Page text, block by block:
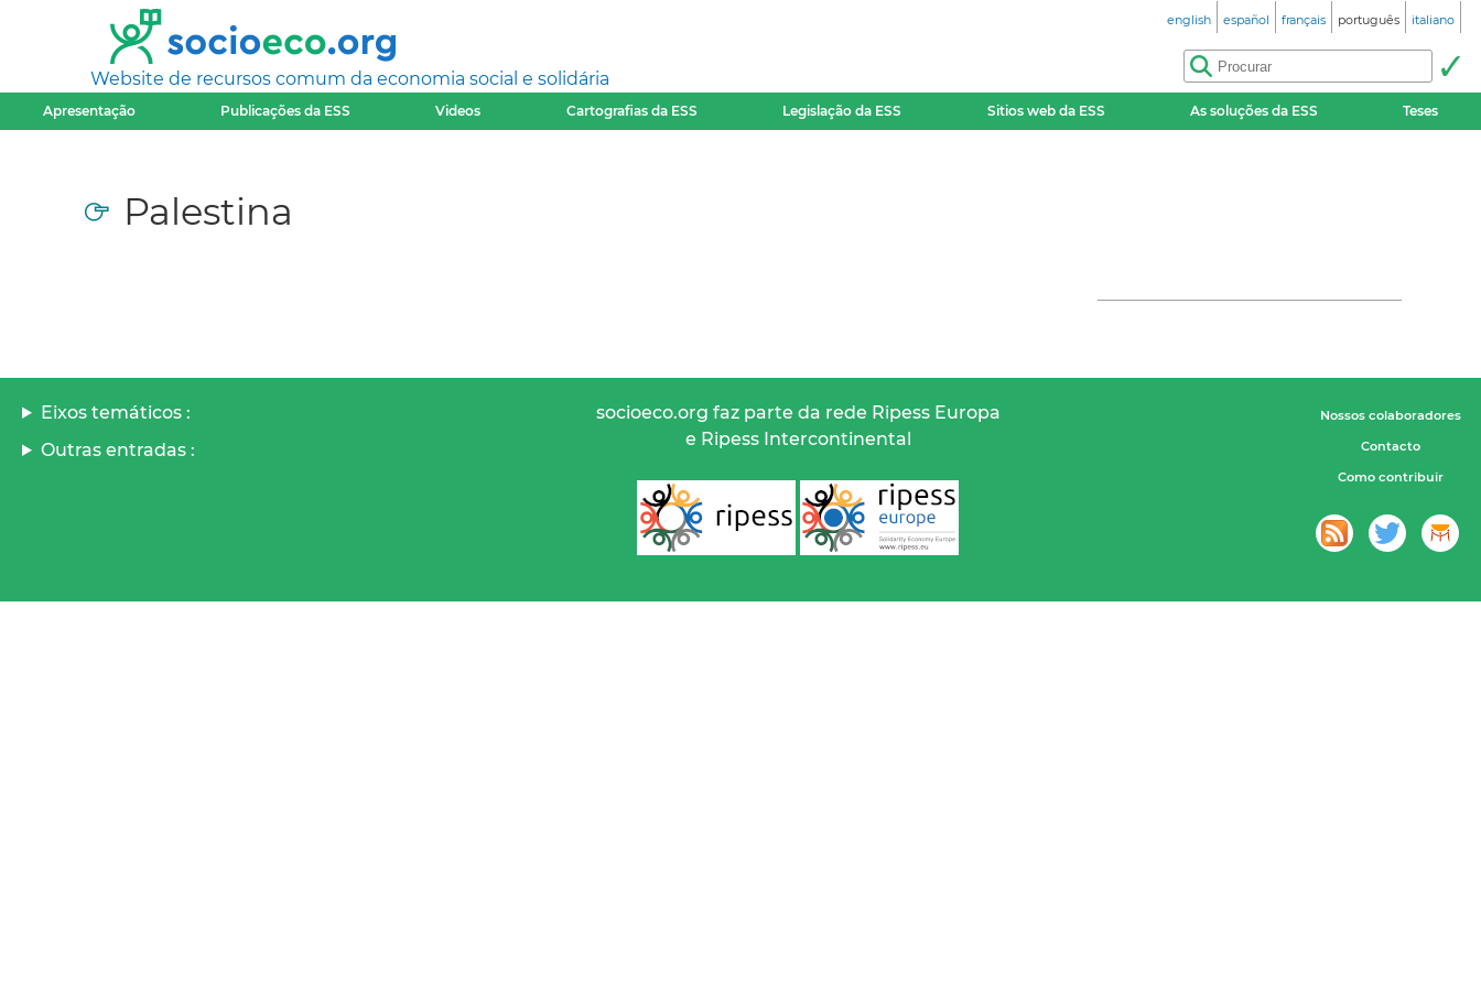
Website de recursos comum da economia social e solidária
english español français português italiano
Apresentação Publicações da ESS Videos Cartografias da ESS Legislação da ESS Sitios web da ESS As soluções da ESS Teses
Palestina
Eixos temáticos :
Outras entradas :
socioeco.org faz parte da rede Ripess Europa
e Ripess Intercontinental
Nossos colaboradores
Contacto
Como contribuir